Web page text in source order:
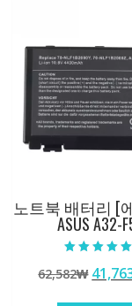
노트북 배터리 [
ASUS A32-
5.00
로 평가됨
62,582₩ 원